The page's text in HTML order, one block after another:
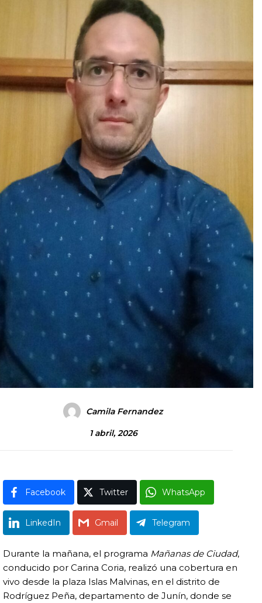
Camila Fernandez
1 abril, 2026
Facebook Twitter WhatsApp
LinkedIn Gmail Telegram
Durante la mañana, el programa Mañanas de Ciudad,
conducido por Carina Coria, realizó una cobertura en
vivo desde la plaza Islas Malvinas, en el distrito de
Rodríguez Peña, departamento de Junín, donde se